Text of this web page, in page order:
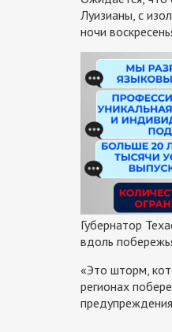
Луизианы, с
ночи
Губернатор
вдоль
«Это шторм,
регионах